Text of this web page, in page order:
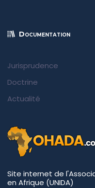
Documentation
Jurisprudence
Doctrine
Actualité
Site internet de
en Afrique (UNIDA)